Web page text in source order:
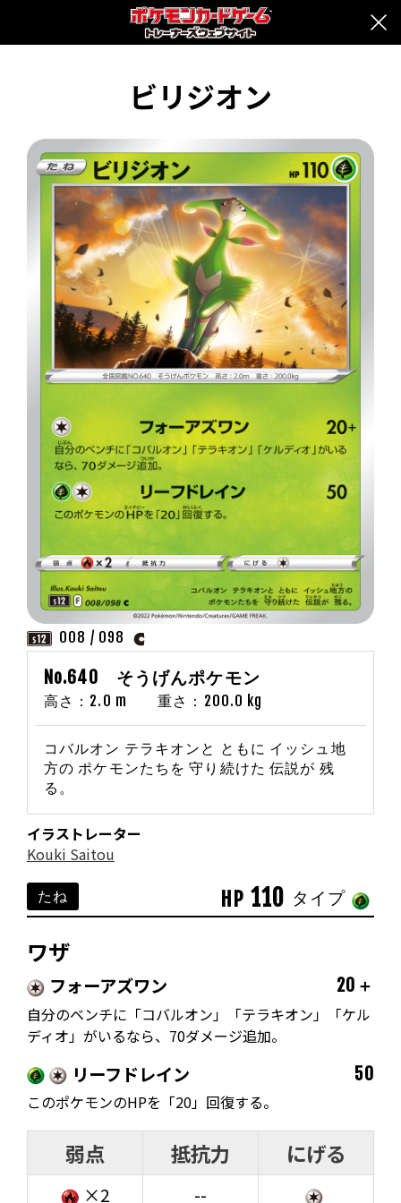
ビリジオン
008 / 098
No.640 そうげんポケモン
高さ：2.0 m 重さ：200.0 kg
コバルオン テラキオンと ともに イッシュ地
方の ポケモンたちを 守り続けた 伝説が 残
る。
イラストレーター
Kouki Saitou
たね HP 110 タイプ
ワザ
フォーアズワン
20＋
自分のベンチに「コバルオン」「テラキオン」「ケル
ディオ」がいるなら、70ダメージ追加。
リーフドレイン
50
このポケモンのHPを「20」回復する。
弱点 抵抗力 にげる
×2 --